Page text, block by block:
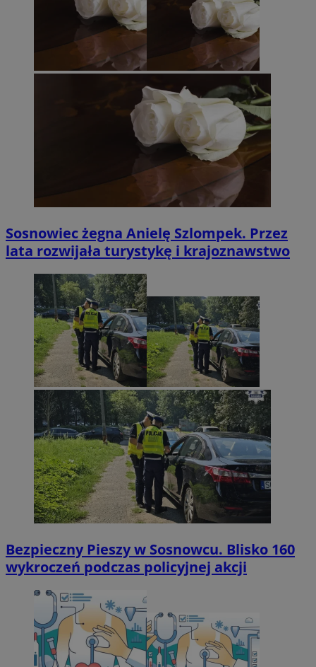
Sosnowiec żegna Anielę Szlompek. Przez
lata rozwijała turystykę i krajoznawstwo
Bezpieczny Pieszy w Sosnowcu. Blisko 160
wykroczeń podczas policyjnej akcji